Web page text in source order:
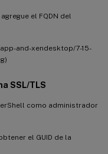
el FQDN del
and-xendesktop/7-15-
SSL/TLS
como administrador
el GUID de la